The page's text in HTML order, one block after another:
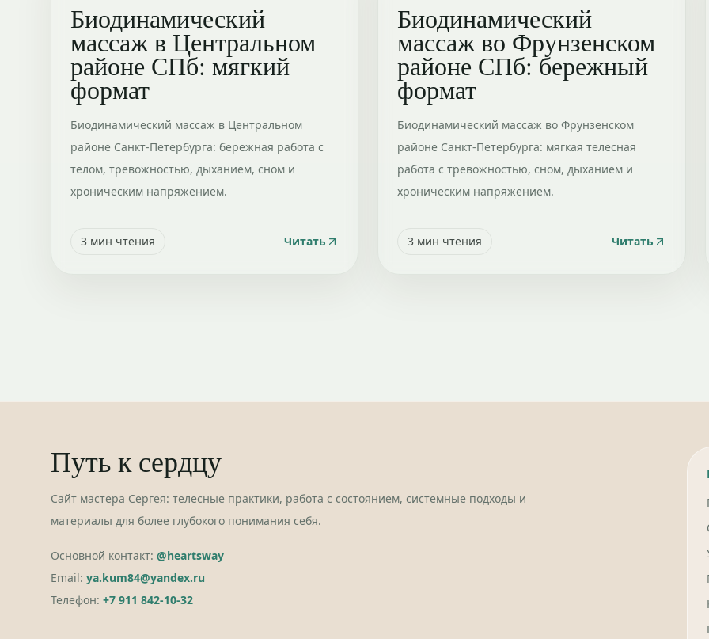
Биодинамический
массаж в Центральном
районе СПб: мягкий
формат
Биодинамический массаж в Центральном
районе Санкт-Петербурга: бережная работа с
телом, тревожностью, дыханием, сном и
хроническим напряжением.
3 мин чтения Читать
Биодинамический
массаж во Фрунзенском
районе СПб: бережный
формат
Биодинамический массаж во Фрунзенском
районе Санкт-Петербурга: мягкая телесная
работа с тревожностью, сном, дыханием и
хроническим напряжением.
3 мин чтения Читать
Путь к сердцу
Сайт мастера Сергея: телесные практики, работа с состоянием, системные подходы и
материалы для более глубокого понимания себя.
Основной контакт: @heartsway
Email: ya.kum84@yandex.ru
Телефон: +7 911 842-10-32